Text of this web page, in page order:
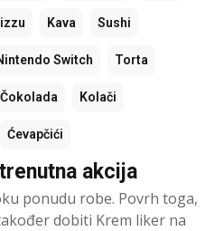
Kava Sushi
Switch Torta
Čokolada Kolači
Ćevapčići
akcija
ponudu robe. Povrh toga,
dobiti Krem liker na